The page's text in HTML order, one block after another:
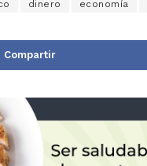
dinero economía
Compartir